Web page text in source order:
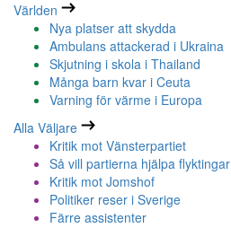
Världen
Nya platser att skydda
Ambulans attackerad i Ukraina
Skjutning i skola i Thailand
Många barn kvar i Ceuta
Varning för värme i Europa
Alla Väljare
Kritik mot Vänsterpartiet
Så vill partierna hjälpa flyktingar
Kritik mot Jomshof
Politiker reser i Sverige
Färre assistenter